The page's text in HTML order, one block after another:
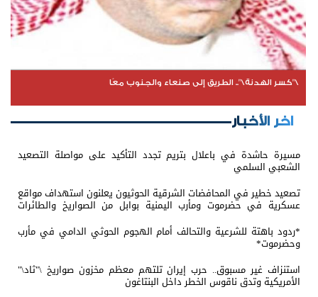
\"كسر الهدنة\".. الطريق إلى صنعاء والجنوب معًا
اخر الأخبار
مسيرة حاشدة في باعلال بتريم تجدد التأكيد على مواصلة التصعيد
الشعبي السلمي
تصعيد خطير في المحافضات الشرقية الحوثيون يعلنون استهداف مواقع
عسكرية في حضرموت ومأرب اليمنية بوابل من الصواريخ والطائرات
*ردود باهتة للشرعية والتحالف أمام الهجوم الحوثي الدامي في مأرب
وحضرموت*
استنزاف غير مسبوق.. حرب إيران تلتهم معظم مخزون صواريخ \"ثاد\"
الأمريكية وتدق ناقوس الخطر داخل البنتاغون